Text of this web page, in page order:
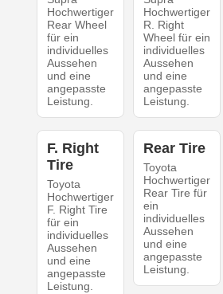
Hochwertiger
Rear Wheel
für ein
individuelles
Aussehen
und eine
angepasste
Leistung.
Hochwertiger
R. Right
Wheel für ein
individuelles
Aussehen
und eine
angepasste
Leistung.
F. Right
Tire
Toyota
Hochwertiger
F. Right Tire
für ein
individuelles
Aussehen
und eine
angepasste
Leistung.
Rear Tire
Toyota
Hochwertiger
Rear Tire für
ein
individuelles
Aussehen
und eine
angepasste
Leistung.